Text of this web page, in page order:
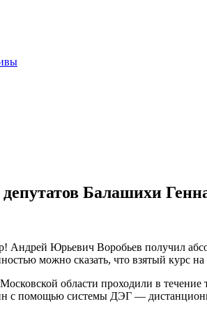
депутатов Балашихи
Андрей Юрьевич Воробьев получил
можно сказать, что взятый курс
области проходили в
с помощью системы ДЭГ —